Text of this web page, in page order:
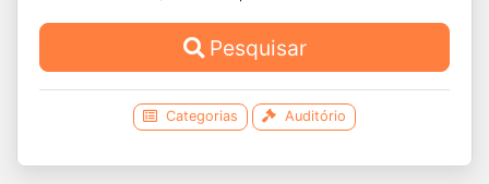
Pesquisar
Categorias Auditório